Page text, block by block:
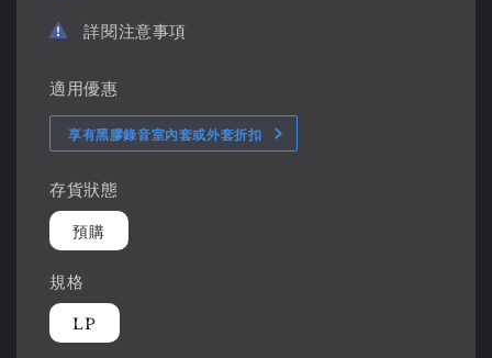
詳閱注意事項
適用優惠
享有黑膠錄音室內套或外套折扣
存貨狀態
預購
規格
LP